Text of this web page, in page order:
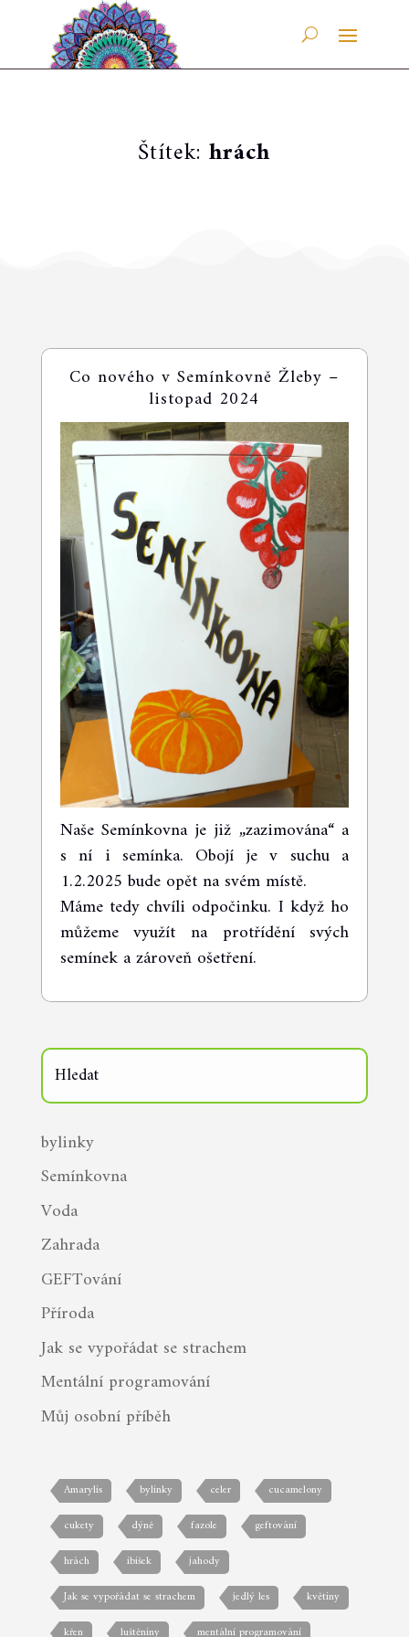
Štítek: hrách
Co nového v Semínkovně Žleby –
listopad 2024
Naše Semínkovna je již „zazimována“ a
s ní i semínka. Obojí je v suchu a
1.2.2025 bude opět na svém místě.
Máme tedy chvíli odpočinku. I když ho
můžeme využít na protřídění svých
semínek a zároveň ošetření.
bylinky
Semínkovna
Voda
Zahrada
GEFTování
Příroda
Jak se vypořádat se strachem
Mentální programování
Můj osobní příběh
Amarylis bylinky celer
cucamelony
cukety
dýně fazole
geftování
hrách
ibišek
jahody
Jak se vypořádat se strachem
jedlý les
květiny